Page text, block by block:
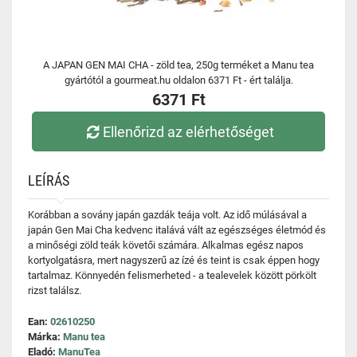
A JAPAN GEN MAI CHA - zöld tea, 250g terméket a Manu tea
gyártótól a gourmeat.hu oldalon 6371 Ft - ért találja.
6371 Ft
Ellenőrizd az elérhetőséget
LEÍRÁS
Korábban a sovány japán gazdák teája volt. Az idő múlásával a
japán Gen Mai Cha kedvenc italává vált az egészséges életmód és
a minőségi zöld teák követői számára. Alkalmas egész napos
kortyolgatásra, mert nagyszerű az ízé és teint is csak éppen hogy
tartalmaz. Könnyedén felismerheted - a tealevelek között pörkölt
rizst találsz.
Ean: 02610250
Márka: Manu tea
Eladó: ManuTea